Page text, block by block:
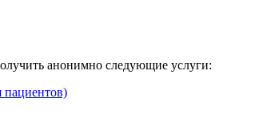
анонимно следующие услуги:
пациентов)